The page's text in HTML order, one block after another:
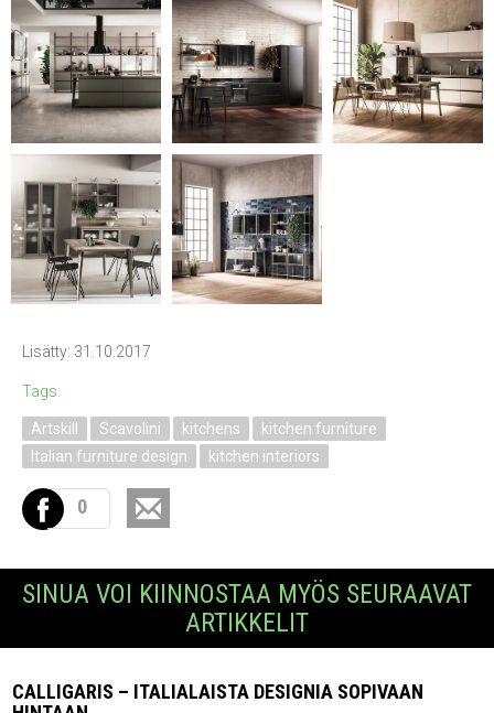
Lisätty: 31.10.2017
Tags:
Artskill Scavolini kitchens
kitchen furniture
Italian furniture design
kitchen interiors
0
SINUA VOI KIINNOSTAA MYÖS SEURAAVAT
ARTIKKELIT
CALLIGARIS – ITALIALAISTA DESIGNIA SOPIVAAN